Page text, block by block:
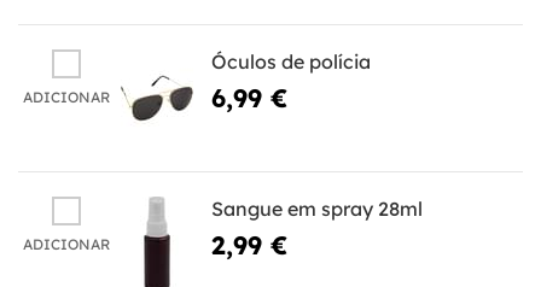
ADICIONAR
Óculos de polícia
6,99 €
ADICIONAR
Sangue em spray 28ml
2,99 €